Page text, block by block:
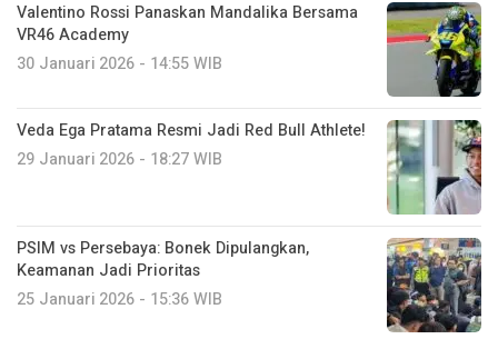
Valentino Rossi Panaskan Mandalika Bersama
VR46 Academy
30 Januari 2026 - 14:55 WIB
Veda Ega Pratama Resmi Jadi Red Bull Athlete!
29 Januari 2026 - 18:27 WIB
PSIM vs Persebaya: Bonek Dipulangkan,
Keamanan Jadi Prioritas
25 Januari 2026 - 15:36 WIB